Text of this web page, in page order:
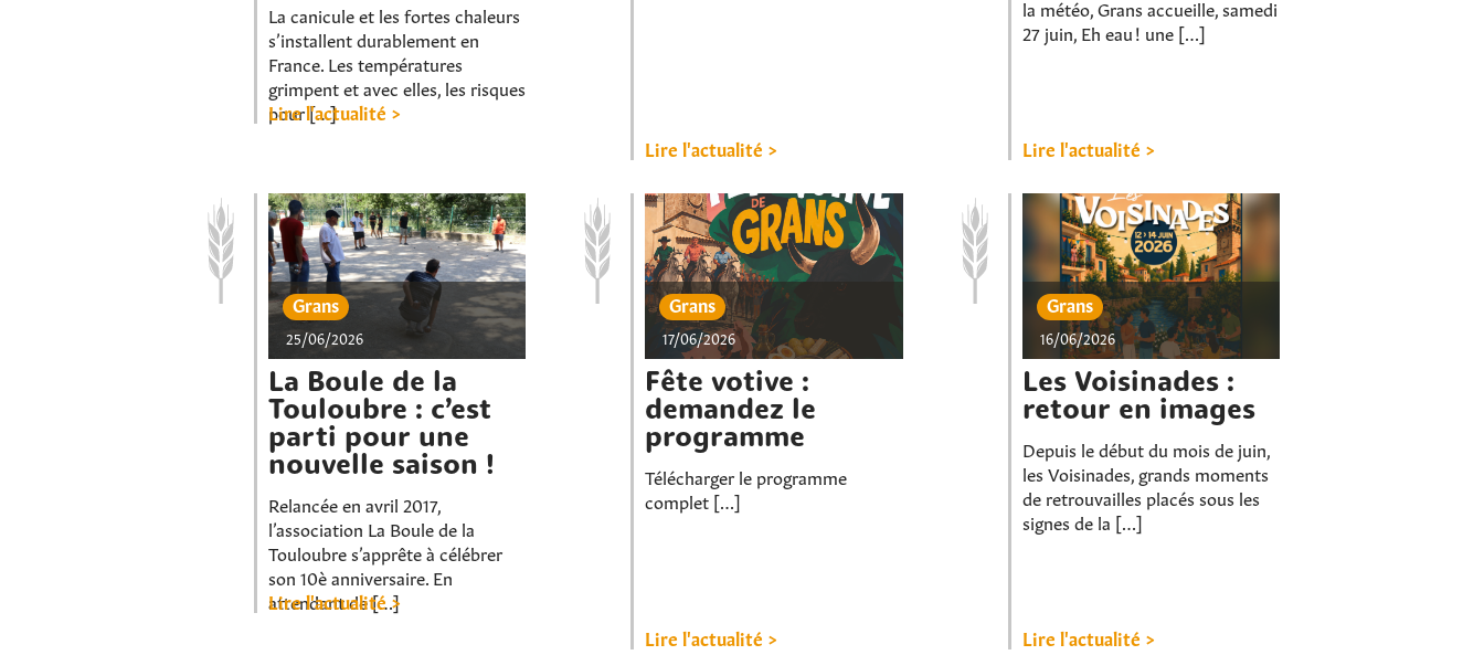
Rechercher sur le site
La canicule et les fortes chaleurs
s’installent durablement en
France. Les températures
grimpent et avec elles, les risques
pour […]
Lire l'actualité >
Lire l'actualité >
la météo, Grans accueille, samedi
27 juin, Eh eau ! une […]
Lire l'actualité >
Grans
25/06/2026
La Boule de la
Touloubre : c’est
parti pour une
nouvelle saison !
Relancée en avril 2017,
l’association La Boule de la
Touloubre s’apprête à célébrer
son 10è anniversaire. En
attendant de […]
Lire l'actualité >
Grans
17/06/2026
Fête votive :
demandez le
programme
Télécharger le programme
complet […]
Lire l'actualité >
Grans
16/06/2026
Les Voisinades :
retour en images
Depuis le début du mois de juin,
les Voisinades, grands moments
de retrouvailles placés sous les
signes de la […]
Lire l'actualité >